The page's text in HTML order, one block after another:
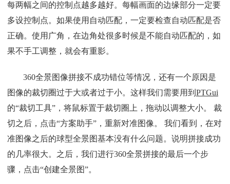
每两幅之间的控制点越多越好。每幅画面的边缘部分一定要
多设控制点。如果使用自动匹配，一定要检查自动匹配是否
正确。使用广角，在边角处很多时候是不能自动匹配的，如
果不手工调整，就会有重影。
360全景图像拼接不成功错位等情况，还有一个原因是
图像的裁切圈过于大或者过于小。这样我们需要用到 PTGui
的“裁切工具”，将鼠标置于裁切圈上，拖动以调整大小。 裁
切之后，点击“方案助手”，重新对准图像。 我们看到，在对
准图像之后的球型全景图基本没有什么问题。说明拼接成功
的几率很大。之后，我们进行360全景拼接的最后一个步
骤，点击“创建全景图”。